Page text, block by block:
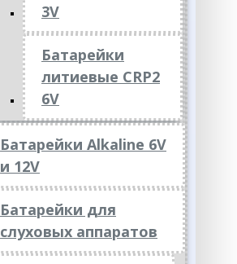
3V
Батарейки
литиевые CRP2
6V
Батарейки Alkaline 6V
и 12V
Батарейки для
слуховых аппаратов